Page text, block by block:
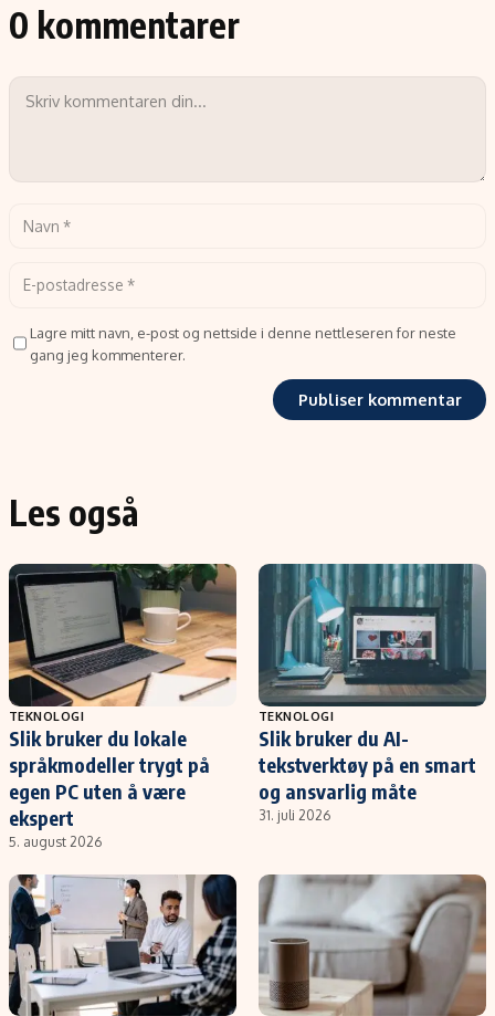
0 kommentarer
Lagre mitt navn, e-post og nettside i denne nettleseren for neste
gang jeg kommenterer.
Les også
TEKNOLOGI
Slik bruker du lokale
språkmodeller trygt på
egen PC uten å være
ekspert
5. august 2026
TEKNOLOGI
Slik bruker du AI-
tekstverktøy på en smart
og ansvarlig måte
31. juli 2026